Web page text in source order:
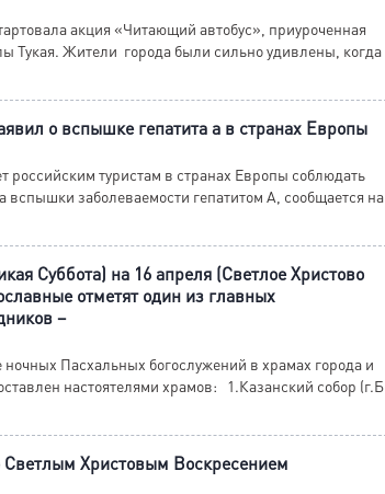
акция «Читающий автобус», приуроченная
Тукая. Жители города были сильно удивлены, когда
о вспышке гепатита а в странах Европы
российским туристам в странах Европы соблюдать
вспышки заболеваемости гепатитом А, сообщается на
Суббота) на 16 апреля (Светлое Христово
отметят один из главных
–
Пасхальных богослужений в храмах города и
настоятелями храмов: 1.Казанский собор (г.Б
Светлым Христовым Воскресением